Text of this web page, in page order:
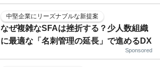
中堅企業にリーズナブルな新提案
なぜ複雑なSFAは挫折する？少人数組織
に最適な「名刺管理の延長」で進めるDX
Sponsored